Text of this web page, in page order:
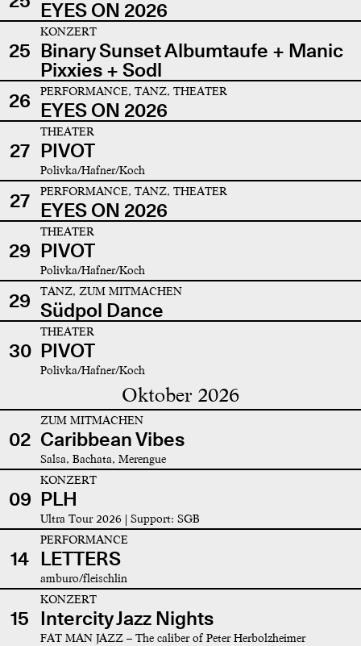
EYES ON 2026
25
KONZERT
Binary Sunset Albumtaufe + Manic
Pixxies + Sodl
26
PERFORMANCE, TANZ, THEATER
EYES ON 2026
27
THEATER
PIVOT
Polivka/Hafner/Koch
27 PERFORMANCE, TANZ, THEATER
EYES ON 2026
29
THEATER
PIVOT
Polivka/Hafner/Koch
29 TANZ, ZUM MITMACHEN
Südpol Dance
30
THEATER
PIVOT
Polivka/Hafner/Koch
Oktober 2026
02
ZUM MITMACHEN
Caribbean Vibes
Salsa, Bachata, Merengue
09
KONZERT
PLH
Ultra Tour 2026 | Support: SGB
14
PERFORMANCE
LETTERS
amburo/fleischlin
15
KONZERT
Intercity Jazz Nights
FAT MAN JAZZ – The caliber of Peter Herbolzheimer